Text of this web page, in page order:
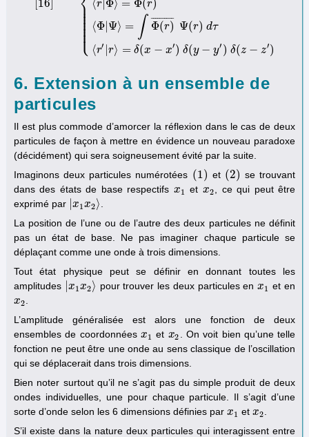
16
⎩
⎪
⎪⎪⎪⎪⎪⎪⎪⎪⎪
⟨r| Φ⟩ = Φ(r)
⟨Φ| Ψ⟩ = ∫ Φ(r)
¯ ¯
¯¯¯¯¯¯¯¯ Ψ(r) dτ
⟨r′ |r⟩ = δ(x − x′) δ(y − y′ ) δ(z − z′)
16] =∫ Φ|r ⟩ ⟨r Ψ⟩ dτ⟨r|Ψ
6. Extension à un ensemble de
particules
Il est plus commode d’amorcer la réflexion dans le cas de deux
particules de façon à mettre en évidence un nouveau paradoxe
(décidément) qui sera soigneusement évité par la suite.
Imaginons deux particules numérotées (1)
( 1) et (2)
(2)
se trouvant
dans des états de base respectifs x1
x1 et x2
x2
, ce qui peut être
exprimé par |x1 x2⟩
x1x2⟩
La position de l’une ou de l’autre des deux particules ne définit
pas un état de base. Ne pas imaginer chaque particule se
déplaçant comme une onde à trois dimensions.
Tout état physique peut se définir en donnant toutes les
amplitudes |x1 x2⟩
x1x2⟩ pour trouver les deux particules enx1
x1 et en
x2
x2
L’amplitude généralisée est alors une fonction de deux
ensembles de coordonnées x1
x1 et x2
x2
. On voit bien qu’une telle
fonction ne peut être une onde au sens classique de l’oscillation
qui se déplacerait dans trois dimensions.
Bien noter surtout qu’il ne s’agit pas du simple produit de deux
ondes individuelles, une pour chaque particule. Il s’agit d’une
sorte d’onde selon les 6 dimensions définies par x1
x1 etx2
x2
S’il existe dans la nature deux particules qui interagissent entre